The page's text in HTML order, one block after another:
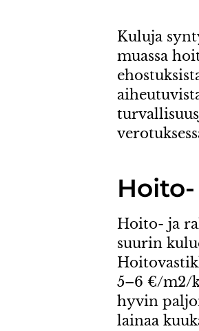
Kuluja
muassa
Hoito- ja
suurin
5–6 €/m2/
hyvin
lainaa